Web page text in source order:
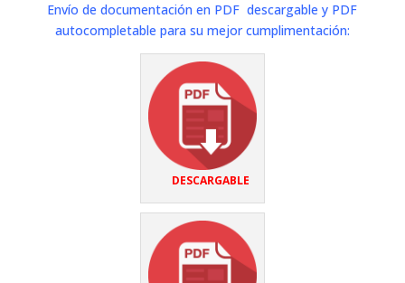
Envío de documentación en PDF descargable y PDF
autocompletable para su mejor cumplimentación:
DESCARGABLE